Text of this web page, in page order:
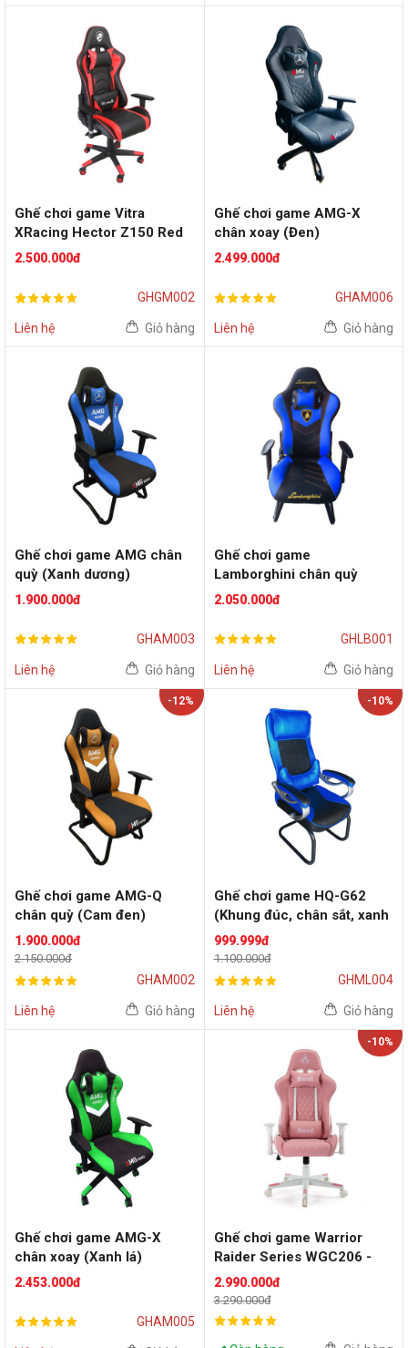
Ghế chơi game Vitra
XRacing Hector Z150 Red
2.500.000đ
GHGM002
Liên hệ Giỏ hàng
Ghế chơi game AMG-X
chân xoay (Đen)
2.499.000đ
GHAM006
Liên hệ Giỏ hàng
Ghế chơi game AMG chân
quỳ (Xanh dương)
1.900.000đ
GHAM003
Liên hệ Giỏ hàng
Ghế chơi game
Lamborghini chân quỳ
(Xanh dương)
2.050.000đ
GHLB001
Liên hệ Giỏ hàng
-12%
Ghế chơi game AMG-Q
chân quỳ (Cam đen)
1.900.000đ
2.150.000đ
GHAM002
Liên hệ Giỏ hàng
-10%
Ghế chơi game HQ-G62
(Khung đúc, chân sắt, xanh
dương)
999.999đ
1.100.000đ
GHML004
Liên hệ Giỏ hàng
Ghế chơi game AMG-X
chân xoay (Xanh lá)
2.453.000đ
GHAM005
-10%
Ghế chơi game Warrior
Raider Series WGC206 -
White/Pink
2.990.000đ
3.290.000đ